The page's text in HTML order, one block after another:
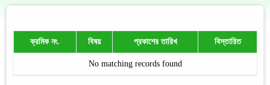
ক্রমিক নং. বিষয় প্রকাশের তারিখ বিস্তারিত
No matching records found